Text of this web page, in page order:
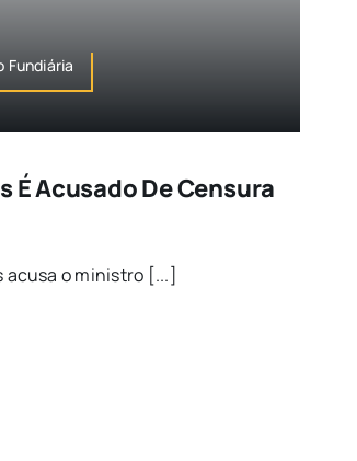
Fundiária
É Acusado De Censura
acusa o ministro [...]